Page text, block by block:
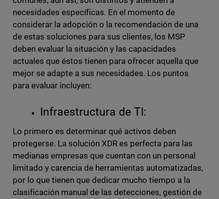
necesidades específicas. En el momento de
considerar la adopción o la recomendación de una
de estas soluciones para sus clientes, los MSP
deben evaluar la situación y las capacidades
actuales que éstos tienen para ofrecer aquella que
mejor se adapte a sus necesidades. Los puntos
para evaluar incluyen:
Infraestructura de TI:
Lo primero es determinar qué activos deben
protegerse. La solución XDR es perfecta para las
medianas empresas que cuentan con un personal
limitado y carencia de herramientas automatizadas,
por lo que tienen que dedicar mucho tiempo a la
clasificación manual de las detecciones, gestión de